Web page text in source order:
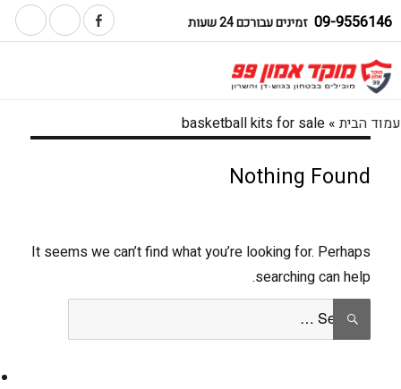
09-9556146 זמינים עבורכם 24 שעות
עמוד הבית»
basketball kits for sale
Nothing Found
It seems we can’t find what you’re looking for. Perhaps
searching can help.
Search
for:
SEARCH